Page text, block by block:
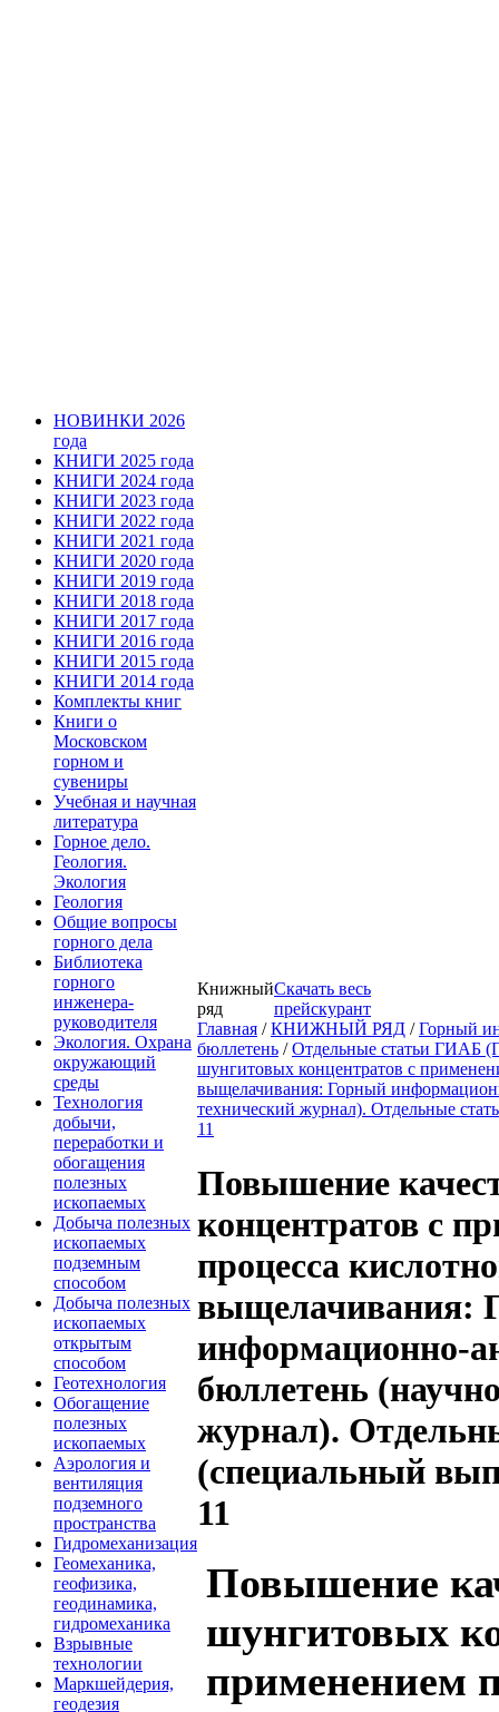
НОВИНКИ 2026
года
КНИГИ 2025 года
КНИГИ 2024 года
КНИГИ 2023 года
КНИГИ 2022 года
КНИГИ 2021 года
КНИГИ 2020 года
КНИГИ 2019 года
КНИГИ 2018 года
КНИГИ 2017 года
КНИГИ 2016 года
КНИГИ 2015 года
КНИГИ 2014 года
Комплекты книг
Книги о
Московском
горном и
сувениры
Учебная и научная
литература
Горное дело.
Геология.
Экология
Геология
Общие вопросы
горного дела
Библиотека
горного
инженера-
руководителя
Экология. Охрана
окружающий
среды
Технология
добычи,
переработки и
обогащения
полезных
ископаемых
Добыча полезных
ископаемых
подземным
способом
Добыча полезных
ископаемых
открытым
способом
Геотехнология
Обогащение
полезных
ископаемых
Аэрология и
вентиляция
подземного
пространства
Гидромеханизация
Геомеханика,
геофизика,
геодинамика,
гидромеханика
Взрывные
технологии
Маркшейдерия,
геодезия
Книжный
ряд
Скачать весь
прейскурант
Главная /КНИЖНЫЙ РЯД /Горный
бюллетень /Отдельные статьи ГИАБ
шунгитовых концентратов с
выщелачивания: Горный
технический журнал). Отдельные
11
Повышение
концентратов с
процесса
выщелачивания:
информационно-
бюллетень
журнал).
(специальный
11
Повышение
шунгитовых
применением